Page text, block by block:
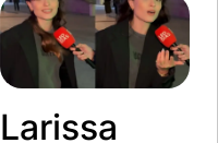
Larissa